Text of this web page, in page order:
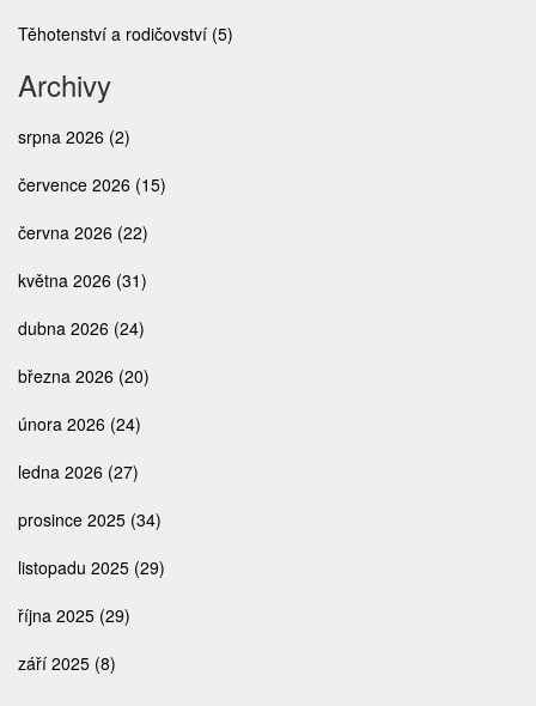
Těhotenství a rodičovství (5)
Archivy
srpna 2026 (2)
července 2026 (15)
června 2026 (22)
května 2026 (31)
dubna 2026 (24)
března 2026 (20)
února 2026 (24)
ledna 2026 (27)
prosince 2025 (34)
listopadu 2025 (29)
října 2025 (29)
září 2025 (8)